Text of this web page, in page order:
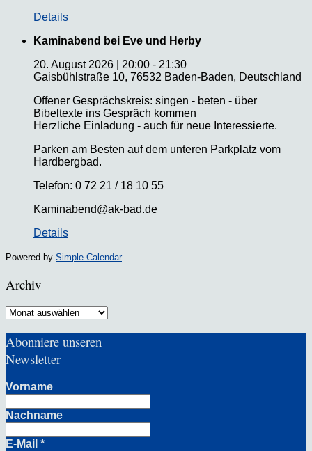
Details
Kaminabend bei Eve und Herby
20. August 2026
20:00 - 21:30
Gaisbühlstraße 10, 76532 Baden-Baden, Deutschland
Offener Gesprächskreis: singen - beten - über
Bibeltexte ins Gespräch kommen
Herzliche Einladung - auch für neue Interessierte.
Parken am Besten auf dem unteren Parkplatz vom
Hardbergbad.
Telefon: 0 72 21 / 18 10 55
Kaminabend@ak-bad.de
Details
Powered by Simple Calendar
Archiv
Archiv
Abonniere unseren
Newsletter
Vorname
Nachname
E-Mail *